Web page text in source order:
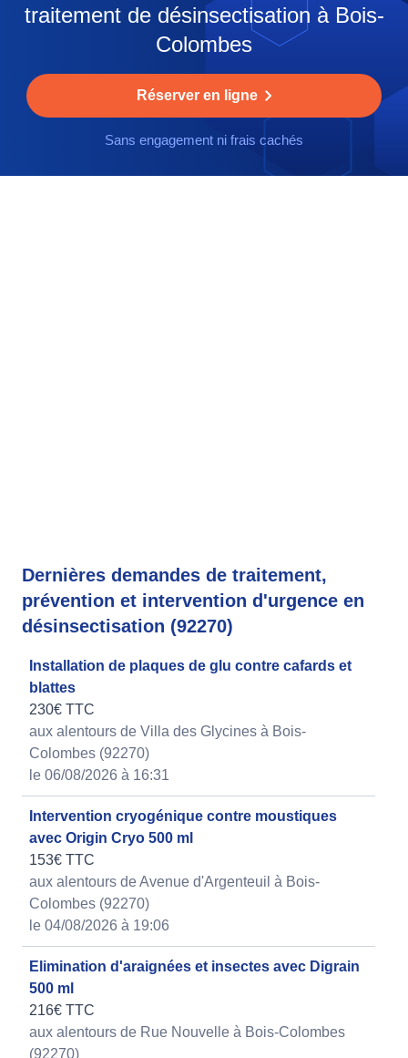
traitement de désinsectisation à Bois-
Colombes
Réserver en ligne
Sans engagement ni frais cachés
Dernières demandes de traitement,
prévention et intervention d'urgence en
désinsectisation (92270)
Installation de plaques de glu contre cafards et
blattes
230€ TTC
aux alentours de Villa des Glycines à Bois-
Colombes (92270)
le 06/08/2026 à 16:31
Intervention cryogénique contre moustiques
avec Origin Cryo 500 ml
153€ TTC
aux alentours de Avenue d'Argenteuil à Bois-
Colombes (92270)
le 04/08/2026 à 19:06
Elimination d'araignées et insectes avec Digrain
500 ml
216€ TTC
aux alentours de Rue Nouvelle à Bois-Colombes
(92270)